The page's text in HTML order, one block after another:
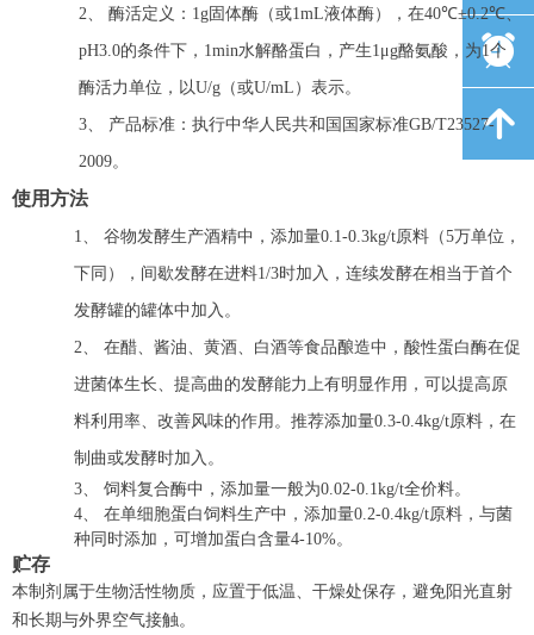
2、 酶活定义： 1g固体酶（或1mL液体酶），在40℃±0.2℃、
pH3.0的条件下， 1min水解酪蛋白，产生1 μg酪氨酸，为1 个
酶活力单位，以U/g （或U/mL ）表示。
3、 产品标准：执行中华人民共和国国家标准GB/T23527-
2009。
使用方法
1、 谷物发酵生产酒精中，添加量0.1-0.3kg/t原料（5万单位，
下同），间歇发酵在进料1/3时加入，连续发酵在相当于首个
发酵罐的罐体中加入。
2、 在醋、酱油、黄酒、白酒等食品酿造中，酸性蛋白酶在促
进菌体生长、提高曲的发酵能力上有明显作用，可以提高原
料利用率、改善风味的作用。推荐添加量0.3-0.4kg/t原料，在
制曲或发酵时加入。
3、
饲料复合酶中，添加量一般为0.02-0.1kg/t全价料。
4、
在单细胞蛋白饲料生产中，添加量0.2-0.4kg/t原料，与菌
种同时添加，可增加蛋白含量4-10%。
贮存
本制剂属于生物活性物质，应置于低温、干燥处保存，避免阳光直射
和长期与外界空气接触。
뀥
녕